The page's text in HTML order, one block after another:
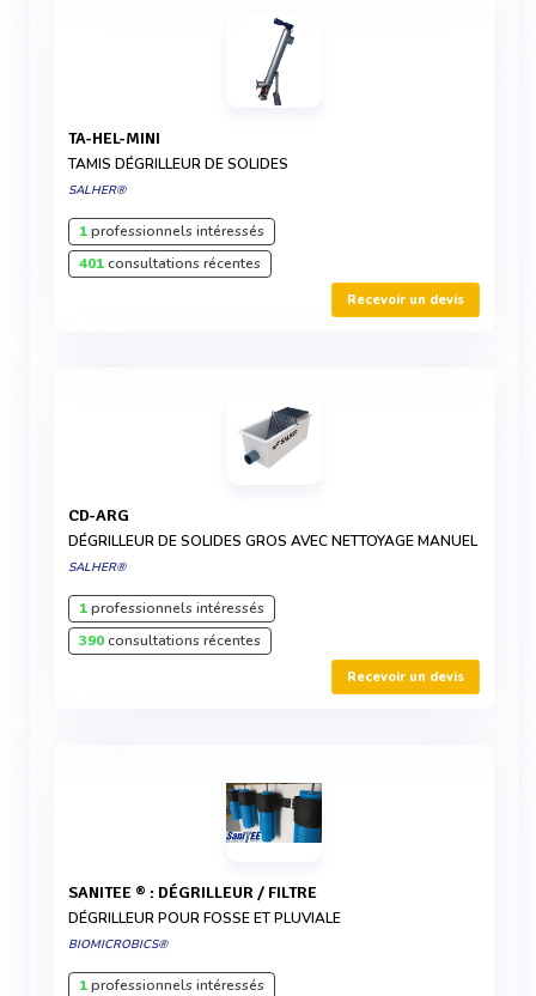
TA-HEL-MINI
TAMIS DÉGRILLEUR DE SOLIDES
SALHER®
1professionnels intéressés
401consultations récentes
Recevoir un devis
CD-ARG
DÉGRILLEUR DE SOLIDES GROS AVEC NETTOYAGE MANUEL
SALHER®
1professionnels intéressés
390consultations récentes
Recevoir un devis
SANITEE ® : DÉGRILLEUR / FILTRE
DÉGRILLEUR POUR FOSSE ET PLUVIALE
BIOMICROBICS®
1professionnels intéressés